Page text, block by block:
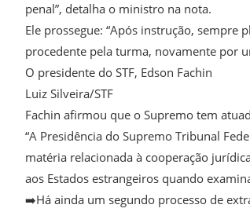
penal”, detalha o ministro na nota.
Ele prossegue: “Após instrução,
procedente pela turma, novamente por
O presidente do STF, Edson Fachin
Luiz Silveira/STF
Fachin afirmou que o Supremo tem
“A Presidência do Supremo Tribunal
matéria relacionada à cooperação
aos Estados estrangeiros quando
➡️Há ainda um segundo processo de